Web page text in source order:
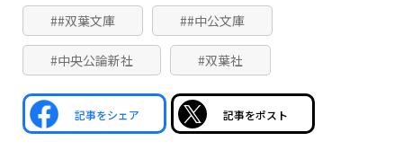
##双葉文庫 ##中公文庫
#中央公論新社 #双葉社
記事をシェア 記事をポスト